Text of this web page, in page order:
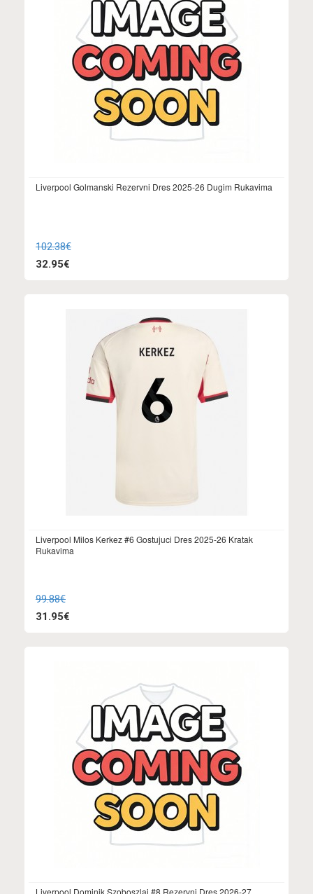
Liverpool Golmanski Rezervni Dres 2025-26 Dugim Rukavima
102.38€
32.95€
Liverpool Milos Kerkez #6 Gostujuci Dres 2025-26 Kratak
Rukavima
99.88€
31.95€
Liverpool Dominik Szoboszlai #8 Rezervni Dres 2026-27